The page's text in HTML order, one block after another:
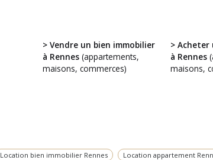
> Vendre un bien immobilier
à Rennes(appartements,
maisons, commerces)
> Acheter
à Rennes
maisons,
Location bien immobilier Rennes Location appartement